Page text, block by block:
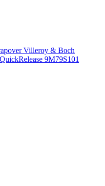
Villeroy & Boch
9M79S101